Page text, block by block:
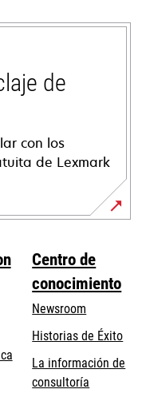
de
con los
de Lexmark
se
abre
Centro de
conocimiento
Newsroom
Historias de Éxito
La información de
consultoría